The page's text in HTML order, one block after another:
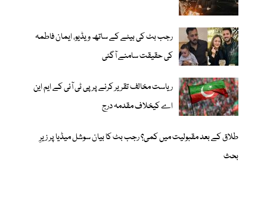
رجب بٹ کی بیٹے کے ساتھ ویڈیو، ایمان فاطمہ
کی حقیقت سامنے آگئی
ریاست مخالف تقریر کرنے پر پی ٹی آئی کے ایم این
اے کیخلاف مقدمہ درج
طلاق کے بعد مقبولیت میں کمی؟ رجب بٹ کا بیان سوشل میڈیا پر زیرِ
بحث